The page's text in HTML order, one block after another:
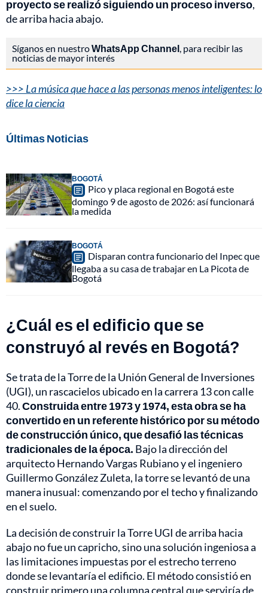
proyecto se realizó siguiendo un proceso inverso,
de arriba hacia abajo.
Síganos en nuestroWhatsApp Channel, para recibir las
noticias de mayor interés
>>> La música que hace a las personas menos inteligentes: lo
dice la ciencia
Últimas Noticias
BOGOTÁ
Pico y placa regional en Bogotá este
domingo 9 de agosto de 2026: así funcionará
la medida
BOGOTÁ
Disparan contra funcionario del Inpec que
llegaba a su casa de trabajar en La Picota de
Bogotá
¿Cuál es el edificio que se
construyó al revés en Bogotá?
Se trata de la Torre de la Unión General de Inversiones
(UGI), un rascacielos ubicado en la carrera 13 con calle
40.Construida entre 1973 y 1974, esta obra se ha
convertido en un referente histórico por su método
de construcción único, que desafió las técnicas
tradicionales de la época. Bajo la dirección del
arquitecto Hernando Vargas Rubiano y el ingeniero
Guillermo González Zuleta, la torre se levantó de una
manera inusual: comenzando por el techo y finalizando
en el suelo.
La decisión de construir la Torre UGI de arriba hacia
abajo no fue un capricho, sino una solución ingeniosa a
las limitaciones impuestas por el estrecho terreno
donde se levantaría el edificio. El método consistió en
construir primero una columna central que serviría de